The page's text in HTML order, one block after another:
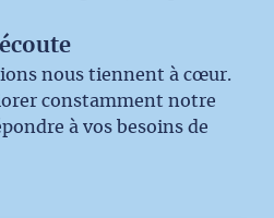
nous tiennent à cœur.
constamment notre
à vos besoins de